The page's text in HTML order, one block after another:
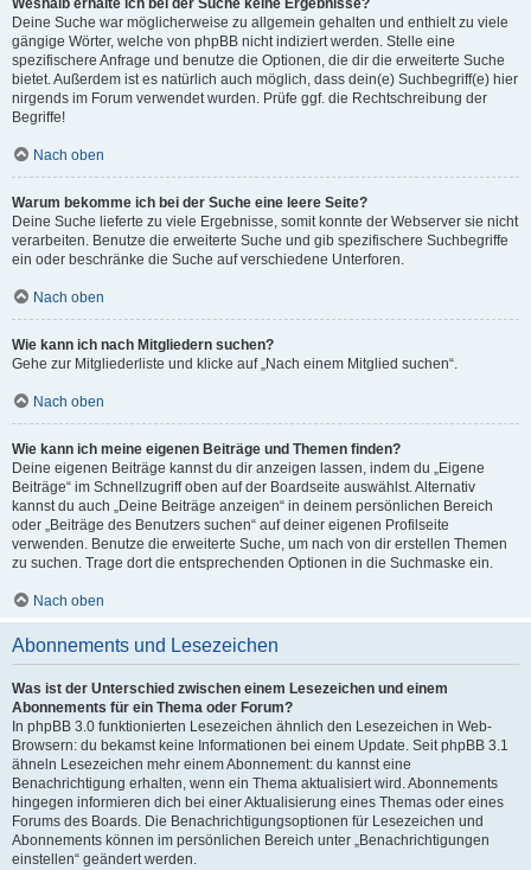
Weshalb erhalte ich bei der Suche keine Ergebnisse?
Deine Suche war möglicherweise zu allgemein gehalten und enthielt zu viele
gängige Wörter, welche von phpBB nicht indiziert werden. Stelle eine
spezifischere Anfrage und benutze die Optionen, die dir die erweiterte Suche
bietet. Außerdem ist es natürlich auch möglich, dass dein(e) Suchbegriff(e) hier
nirgends im Forum verwendet wurden. Prüfe ggf. die Rechtschreibung der
Begriffe!
Nach oben
Warum bekomme ich bei der Suche eine leere Seite?
Deine Suche lieferte zu viele Ergebnisse, somit konnte der Webserver sie nicht
verarbeiten. Benutze die erweiterte Suche und gib spezifischere Suchbegriffe
ein oder beschränke die Suche auf verschiedene Unterforen.
Nach oben
Wie kann ich nach Mitgliedern suchen?
Gehe zur Mitgliederliste und klicke auf „Nach einem Mitglied suchen“.
Nach oben
Wie kann ich meine eigenen Beiträge und Themen finden?
Deine eigenen Beiträge kannst du dir anzeigen lassen, indem du „Eigene
Beiträge“ im Schnellzugriff oben auf der Boardseite auswählst. Alternativ
kannst du auch „Deine Beiträge anzeigen“ in deinem persönlichen Bereich
oder „Beiträge des Benutzers suchen“ auf deiner eigenen Profilseite
verwenden. Benutze die erweiterte Suche, um nach von dir erstellen Themen
zu suchen. Trage dort die entsprechenden Optionen in die Suchmaske ein.
Nach oben
Abonnements und Lesezeichen
Was ist der Unterschied zwischen einem Lesezeichen und einem
Abonnements für ein Thema oder Forum?
In phpBB 3.0 funktionierten Lesezeichen ähnlich den Lesezeichen in Web-
Browsern: du bekamst keine Informationen bei einem Update. Seit phpBB 3.1
ähneln Lesezeichen mehr einem Abonnement: du kannst eine
Benachrichtigung erhalten, wenn ein Thema aktualisiert wird. Abonnements
hingegen informieren dich bei einer Aktualisierung eines Themas oder eines
Forums des Boards. Die Benachrichtigungsoptionen für Lesezeichen und
Abonnements können im persönlichen Bereich unter „Benachrichtigungen
einstellen“ geändert werden.